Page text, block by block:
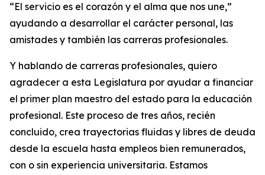
“El servicio es el corazón y el alma que nos une,”
ayudando a desarrollar el carácter personal, las
amistades y también las carreras profesionales.
Y hablando de carreras profesionales, quiero
agradecer a esta Legislatura por ayudar a financiar
el primer plan maestro del estado para la educación
profesional. Este proceso de tres años, recién
concluido, crea trayectorias fluidas y libres de deuda
desde la escuela hasta empleos bien remunerados,
con o sin experiencia universitaria. Estamos